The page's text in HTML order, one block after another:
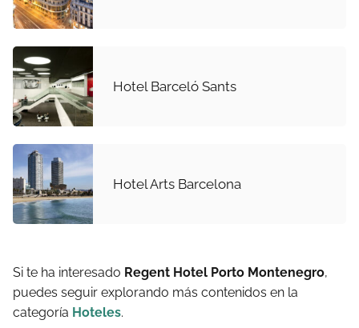
Hotel Barceló Sants
Hotel Arts Barcelona
Si te ha interesado Regent Hotel Porto Montenegro,
puedes seguir explorando más contenidos en la
categoría Hoteles.